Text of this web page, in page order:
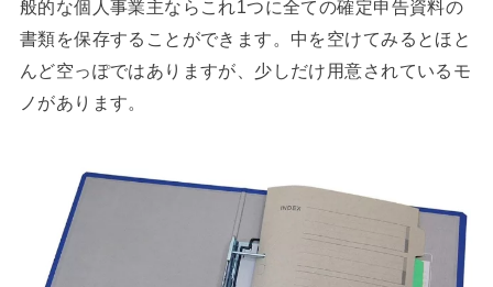
般的な個人事業主ならこれ1つに全ての確定申告資料の
書類を保存することができます。中を空けてみるとほと
んど空っぽではありますが、少しだけ用意されているモ
ノがあります。